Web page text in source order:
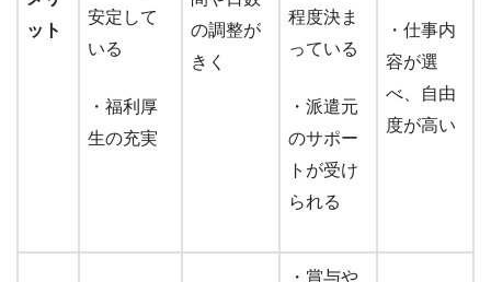
ット
安定して
いる
・福利厚
生の充実
の調整が
きく
程度決ま
っている
・派遣元
のサポー
トが受け
られる
・仕事内
容が選
べ、自由
度が高い
・賞与や